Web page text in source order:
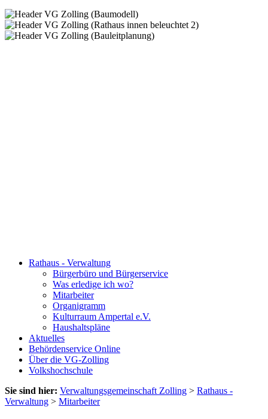
Rathaus - Verwaltung
Bürgerbüro und Bürgerservice
Was erledige ich wo?
Mitarbeiter
Organigramm
Kulturraum Ampertal e.V.
Haushaltspläne
Aktuelles
Behördenservice Online
Über die VG-Zolling
Volkshochschule
Sie sind hier: Verwaltungsgemeinschaft Zolling > Rathaus -
Verwaltung > Mitarbeiter